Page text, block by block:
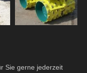
Sie gerne jederzeit